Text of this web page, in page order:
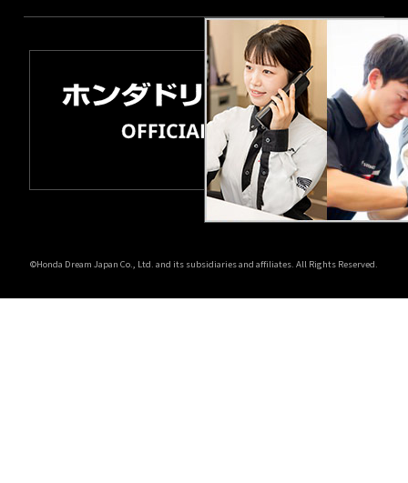
©Honda Dream Japan Co., Ltd. and its subsidiaries and affiliates. All Rights Reserved.